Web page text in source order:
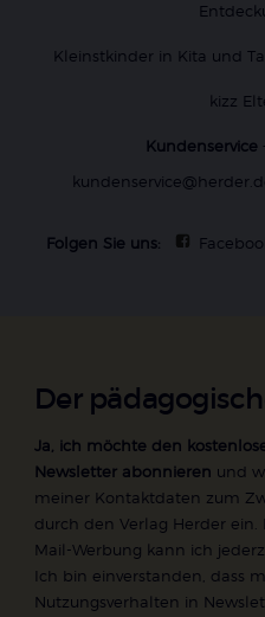
Kleinstkinder in Kita und
kizz
Kundenservice
Folgen Sie uns:
Der
Ja, ich möchte den
Newsletter abonnieren und
meiner Kontaktdaten zum
durch den Verlag Herder
Mail-Werbung kann ich
Ich bin einverstanden, dass
Nutzungsverhalten in